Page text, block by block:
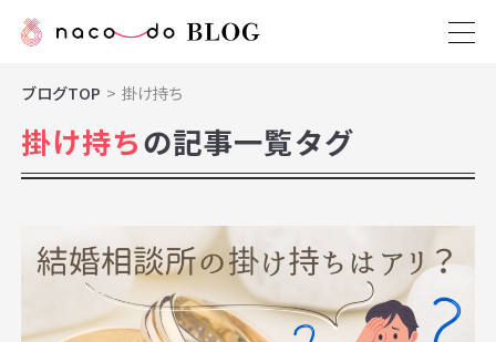
ブログTOP 掛け持ち
掛け持ちの記事一覧タグ